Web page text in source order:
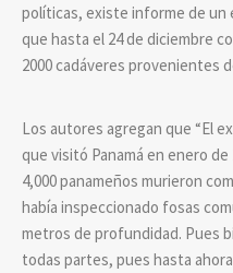
políticas, existe informe de un
que hasta el 24 de diciembre
2000 cadáveres provenientes
Los autores agregan que “El
que visitó Panamá en enero
4,000 panameños murieron
había inspeccionado fosas
metros de profundidad. Pues
todas partes, pues hasta